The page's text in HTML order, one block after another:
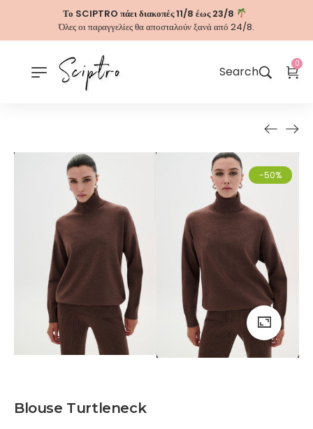
Το SCIPTRO πάει διακοπές 11/8 έως 23/8
Όλες οι παραγγελίες θα αποσταλούν ξανά από 24/8.
Search
0
-50%
Blouse Turtleneck